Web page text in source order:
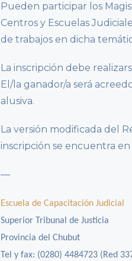
Pueden participar los
Centros y Escuelas
de trabajos en dicha
La inscripción debe
El/la ganador/a será
alusiva.
La versión modificada del
inscripción se encuentra en
—
Escuela de Capacitación Judicial
Superior Tribunal de Justicia
Provincia del Chubut
Tel y fax: (0280) 4484723 (Red